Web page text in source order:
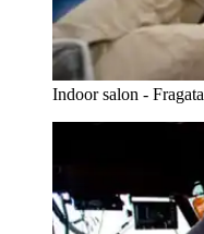
Indoor salon - Fragata